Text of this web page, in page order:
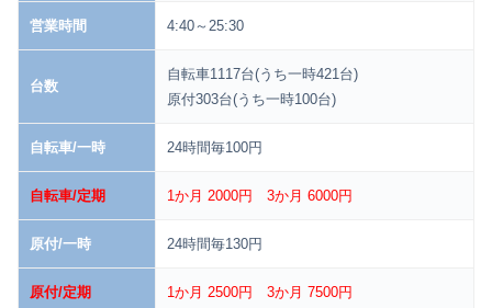
営業時間 4:40～25:30
台数
自転車1117台(うち一時421台)
原付303台(うち一時100台)
自転車/一時 24時間毎100円
自転車/定期 1か月 2000円 3か月 6000円
原付/一時 24時間毎130円
原付/定期 1か月 2500円 3か月 7500円